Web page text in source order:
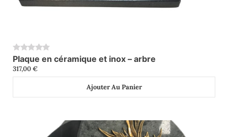
0
Plaque en céramique et inox – arbre
317,00€
Ajouter Au Panier